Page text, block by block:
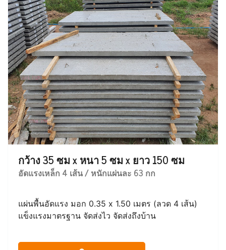
กว้าง 35 ซม x หนา 5 ซม x ยาว 150 ซม
อัดแรงเหล็ก 4 เส้น / หนักแผ่นละ 63 กก
แผ่นพื้นอัดแรง มอก 0.35 x 1.50 เมตร (ลวด 4 เส้น)
แข็งแรงมาตรฐาน จัดส่งไว จัดส่งถึงบ้าน